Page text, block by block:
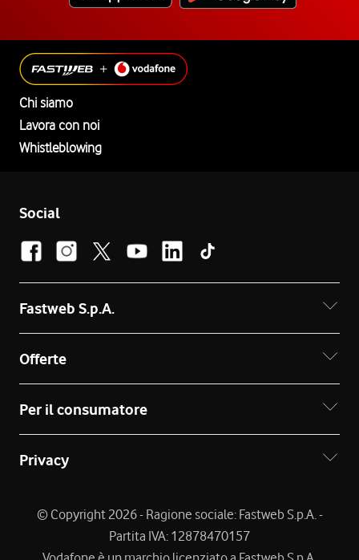
Chi siamo
Lavora con noi
Whistleblowing
Social
Fastweb S.p.A.
Offerte
Per il consumatore
Privacy
© Copyright 2026 - Ragione sociale: Fastweb S.p.A. -
Partita IVA: 12878470157